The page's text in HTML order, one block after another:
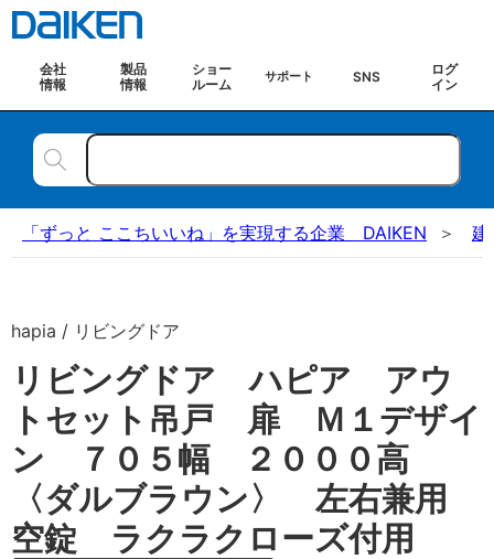
会社
情報
製品
情報
ショー
ルーム
サポート SNS
ログ
イン
「ずっと ここちいいね」を実現する企業 DAIKEN 建
hapia / リビングドア
リビングドア ハピア アウ
トセット吊戸 扉 Ｍ１デザイ
ン ７０５幅 ２０００高
〈ダルブラウン〉 左右兼用
空錠 ラクラクローズ付用